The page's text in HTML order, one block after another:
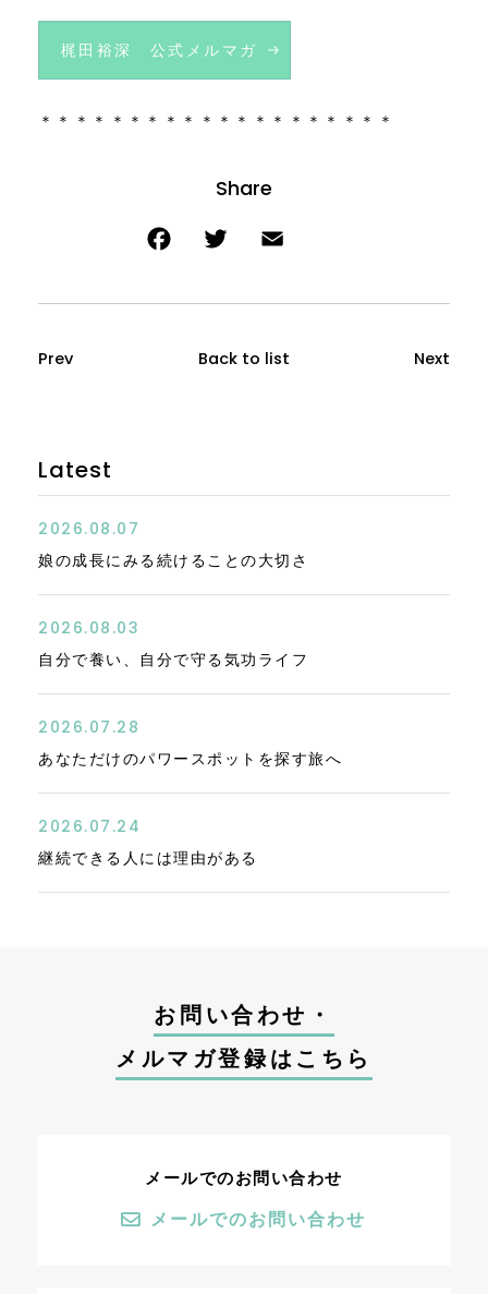
梶田裕深 公式メルマガ
＊＊＊＊＊＊＊＊＊＊＊＊＊＊＊＊＊＊＊＊
Prev Back to list Next
Latest
2026.08.07
娘の成長にみる続けることの大切さ
2026.08.03
自分で養い、自分で守る気功ライフ
2026.07.28
あなただけのパワースポットを探す旅へ
2026.07.24
継続できる人には理由がある
お問い合わせ・
メルマガ登録はこちら
メールでのお問い合わせ
メールでのお問い合わせ